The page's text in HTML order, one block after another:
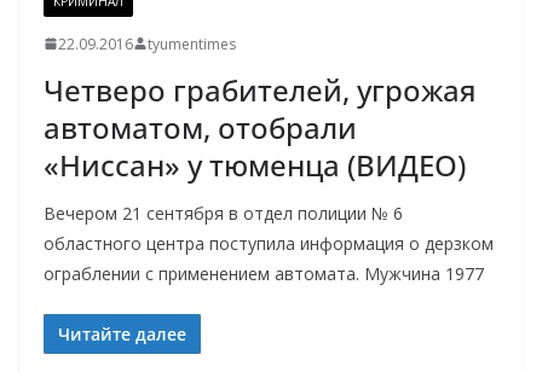
22.09.2016 tyumentimes
Четверо грабителей, угрожая
автоматом, отобрали
«Ниссан» у тюменца (ВИДЕО)
Вечером 21 сентября в отдел полиции № 6
областного центра поступила информация о дерзком
ограблении с применением автомата. Мужчина 1977
Читайте далее